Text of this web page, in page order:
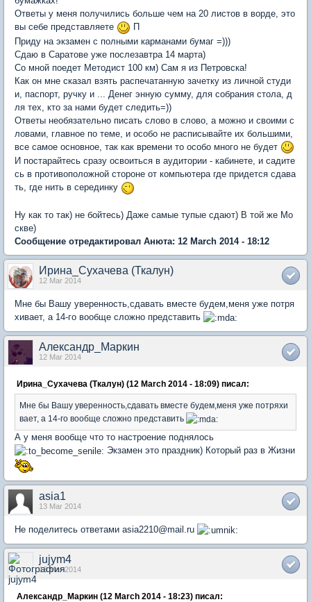
Ответы у меня получились больше чем на 20 листов в ворде, это
вы себе представляете
П
Приду на экзамен с полными карманами бумаг =)))
Сдаю в Саратове уже послезавтра 14 марта)
Со мной поедет Методист 100 км) Сам я из Петровска!
Как он мне сказал взять распечатанную зачетку из личной студи
и, паспорт, ручку и ... Денег энную сумму, для собрания стола, д
ля тех, кто за нами будет следить=))
Ответы необязательно писать слово в слово, а можно и своими с
ловами, главное по теме, и особо не расписывайте их большими,
все самое основное, так как времени то особо много не будет
И постарайтесь сразу освоиться в аудитории - кабинете, и садите
сь в противоположной стороне от компьютера где придется сдава
ть, где нить в серединку
Ну как то так) не бойтесь) Даже самые тупые сдают) В той же Мо
скве)
Сообщение отредактировал Анюта: 12 March 2014 - 18:12
Ирина_Сухачева (Ткалун)
12 Mar 2014
Мне бы Вашу уверенность,сдавать вместе будем,меня уже потря
хивает, а 14-го вообще сложно представить
Александр_Маркин
12 Mar 2014
Ирина_Сухачева (Ткалун) (12 March 2014 - 18:09) писал:
Мне бы Вашу уверенность,сдавать вместе будем,меня уже потряхи
вает, а 14-го вообще сложно представить
А у меня вообще что то настроение поднялось
Экзамен это праздник) Который раз в Жизни
asia1
13 Mar 2014
Не поделитесь ответами asia2210@mail.ru
jujym4
13 Mar 2014
Александр_Маркин (12 March 2014 - 18:23) писал: